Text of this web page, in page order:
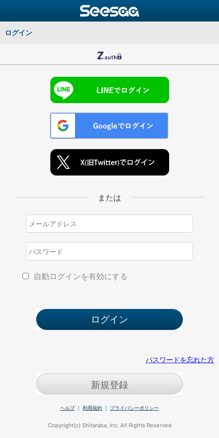
ログイン
または
自動ログインを有効にする
パスワードを忘れた方
新規登録
ヘルプ｜ 利用規約 ｜ プライバシーポリシー
Copyright(c) Shitaraba, Inc. All Rights Reserved